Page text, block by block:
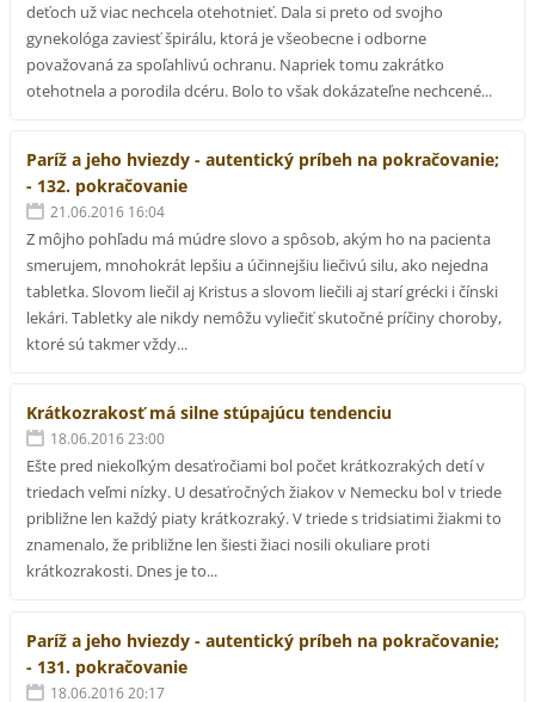
deťoch už viac nechcela otehotnieť. Dala si preto od svojho
gynekológa zaviesť špirálu, ktorá je všeobecne i odborne
považovaná za spoľahlivú ochranu. Napriek tomu zakrátko
otehotnela a porodila dcéru. Bolo to však dokázateľne nechcené...
Paríž a jeho hviezdy - autentický príbeh na pokračovanie;
- 132. pokračovanie
21.06.2016 16:04
Z môjho pohľadu má múdre slovo a spôsob, akým ho na pacienta
smerujem, mnohokrát lepšiu a účinnejšiu liečivú silu, ako nejedna
tabletka. Slovom liečil aj Kristus a slovom liečili aj starí grécki i čínski
lekári. Tabletky ale nikdy nemôžu vyliečiť skutočné príčiny choroby,
ktoré sú takmer vždy...
Krátkozrakosť má silne stúpajúcu tendenciu
18.06.2016 23:00
Ešte pred niekoľkým desaťročiami bol počet krátkozrakých detí v
triedach veľmi nízky. U desaťročných žiakov v Nemecku bol v triede
približne len každý piaty krátkozraký. V triede s tridsiatimi žiakmi to
znamenalo, že približne len šiesti žiaci nosili okuliare proti
krátkozrakosti. Dnes je to...
Paríž a jeho hviezdy - autentický príbeh na pokračovanie;
- 131. pokračovanie
18.06.2016 20:17